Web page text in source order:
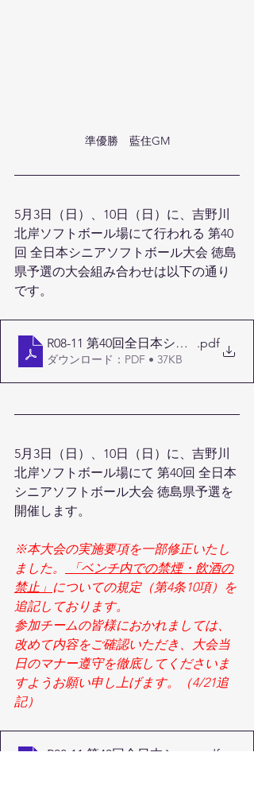
準優勝　藍住GM
5月3日（日）、10日（日）に、吉野川
北岸ソフトボール場にて行われる 第40
回 全日本シニアソフトボール大会 徳島
県予選の大会組み合わせは以下の通り
です。
R08-11 第40回全日本シニア大会(ト
.pdf
ダウンロード：PDF • 37KB
5月3日（日）、10日（日）に、吉野川
北岸ソフトボール場にて 第40回 全日本
シニアソフトボール大会 徳島県予選を
開催します。
※本大会の実施要項を一部修正いたし
ました。
「ベンチ内での禁煙・飲酒の
禁止」 についての規定（第4条10項）を
追記しております。
参加チームの皆様におかれましては、
改めて内容をご確認いただき、大会当
日のマナー遵守を徹底してくださいま
すようお願い申し上げます。（4/21追
記）
R08-11 第40回全日本シニア大会(案内)
.pdf